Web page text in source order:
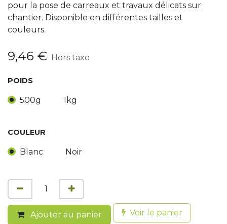
pour la pose de carreaux et travaux délicats sur
chantier. Disponible en différentes tailles et
couleurs.
9,46 € Hors taxe
POIDS
500g 1kg
COULEUR
Blanc Noir
Ajouter au panier Voir le panier